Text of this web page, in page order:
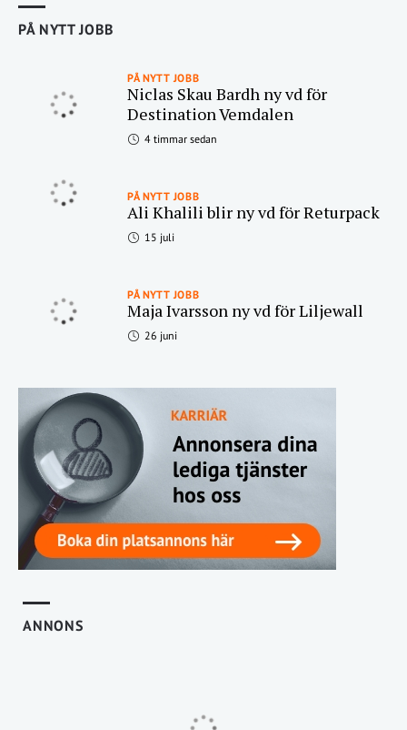
PÅ NYTT JOBB
PÅ NYTT JOBB
Niclas Skau Bardh ny vd för
Destination Vemdalen
4 timmar sedan
PÅ NYTT JOBB
Ali Khalili blir ny vd för Returpack
15 juli
PÅ NYTT JOBB
Maja Ivarsson ny vd för Liljewall
26 juni
ANNONS